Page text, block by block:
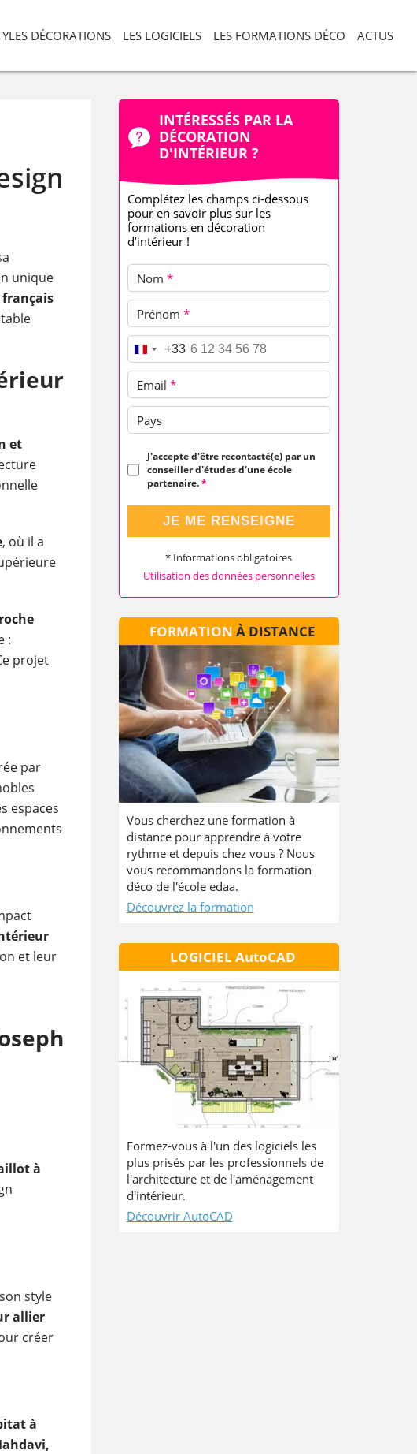
DÉCORATIONS LES LOGICIELS LES FORMATIONS DÉCO ACTUS
unique
français
et
, où il a
:
projet
par
espaces
et leur
à
style
allier
créer
à
INTÉRESSÉS PAR LA
DÉCORATION
D'INTÉRIEUR ?
Complétez les champs ci-dessous
pour en savoir plus sur les
formations en décoration
d’intérieur !
Nom *
Prénom *
Téléphone*
+33
Email *
Pays
J'accepte d'être recontacté(e) par un
conseiller d'études d'une école
partenaire.*
JE ME RENSEIGNE
* Informations obligatoires
Utilisation des données personnelles
FORMATION À DISTANCE
Vous cherchez une formation à
distance pour apprendre à votre
rythme et depuis chez vous ? Nous
vous recommandons la formation
déco de l'école edaa.
Découvrez la formation
LOGICIEL AutoCAD
Formez-vous à l'un des logiciels les
plus prisés par les professionnels de
l'architecture et de l'aménagement
d'intérieur.
Découvrir AutoCAD